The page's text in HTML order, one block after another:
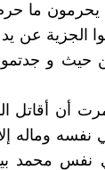
يحرمون ما
الجزية عن
حيث و
أن أقاتل
نفسه وماله
نفس محمد